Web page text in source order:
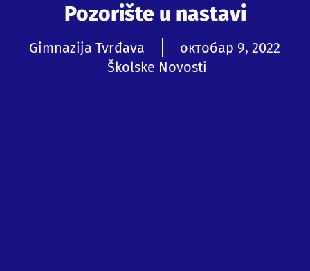
Pozorište u nastavi
Gimnazija Tvrđava
октобар 9, 2022
Školske Novosti